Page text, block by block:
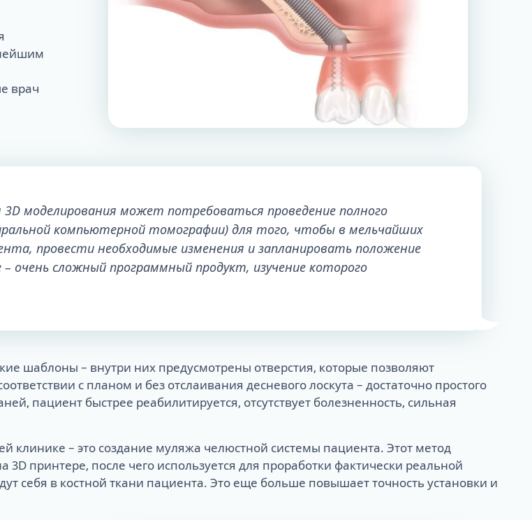
врач
моделирования может потребоваться проведение полного
компьютерной томографии) для того, чтобы в мельчайших
провести необходимые изменения и запланировать положение
очень сложный программный продукт, изучение которого
шаблоны – внутри них предусмотрены отверстия, которые позволяют
с планом и без отслаивания десневого лоскута – достаточно простого
пациент быстрее реабилитируется, отсутствует болезненность, сильная
– это создание муляжа челюстной системы пациента. Этот метод
принтере, после чего используется для проработки фактически реальной
себя в костной ткани пациента. Это еще больше повышает точность установки и